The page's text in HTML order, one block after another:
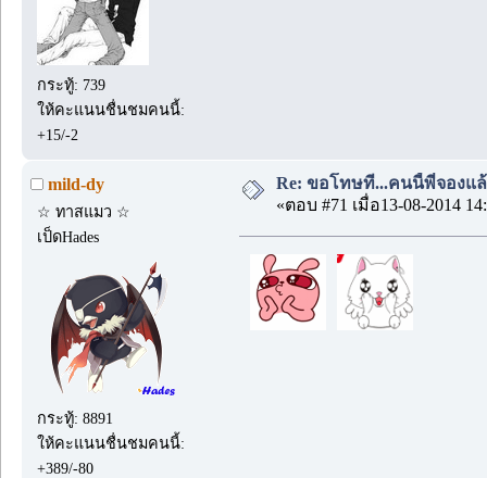
กระทู้: 739
ให้คะแนนชื่นชมคนนี้:
+15/-2
mild-dy
☆ ทาสแมว ☆
เป็ดHades
กระทู้: 8891
ให้คะแนนชื่นชมคนนี้:
+389/-80
Re: ขอโทษที...คนนี้พี่จองแล้
«ตอบ #71 เมื่อ13-08-2014